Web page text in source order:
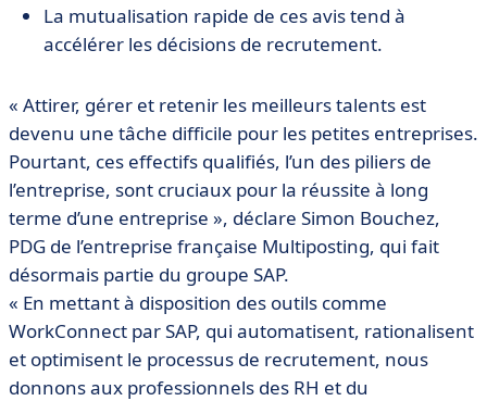
La mutualisation rapide de ces avis tend à
accélérer les décisions de recrutement.
« Attirer, gérer et retenir les meilleurs talents est
devenu une tâche difficile pour les petites entreprises.
Pourtant, ces effectifs qualifiés, l’un des piliers de
l’entreprise, sont cruciaux pour la réussite à long
terme d’une entreprise », déclare Simon Bouchez,
PDG de l’entreprise française Multiposting, qui fait
désormais partie du groupe SAP.
« En mettant à disposition des outils comme
WorkConnect par SAP, qui automatisent, rationalisent
et optimisent le processus de recrutement, nous
donnons aux professionnels des RH et du